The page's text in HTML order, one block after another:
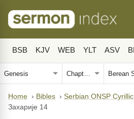
BSB KJV WEB YLT ASV
Home › Bibles › Serbian ONSP Cyrillic
Захарије 14